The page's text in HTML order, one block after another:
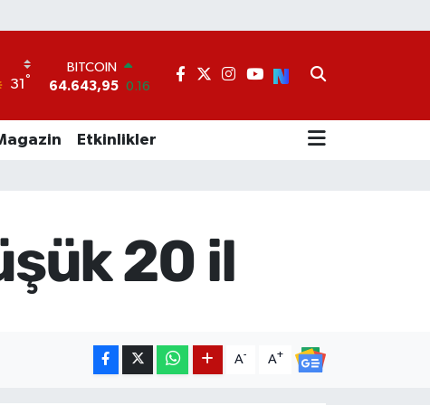
31 °
64.643,95
0.16
DOLAR
EURO
55,0250 0.02
13.799
70
Etkinlikler
20 il
A- A+